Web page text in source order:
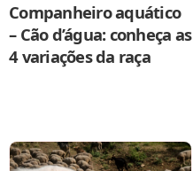
Companheiro aquático
– Cão d’água: conheça as
4 variações da raça